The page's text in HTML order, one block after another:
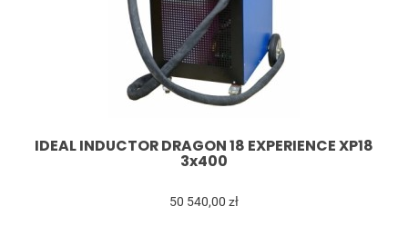
IDEAL INDUCTOR DRAGON 18 EXPERIENCE XP18
3x400
50 540,00 zł